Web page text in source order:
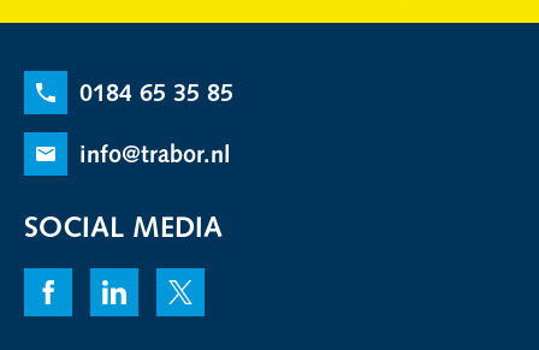
0184 65 35 85
info@trabor.nl
SOCIAL MEDIA